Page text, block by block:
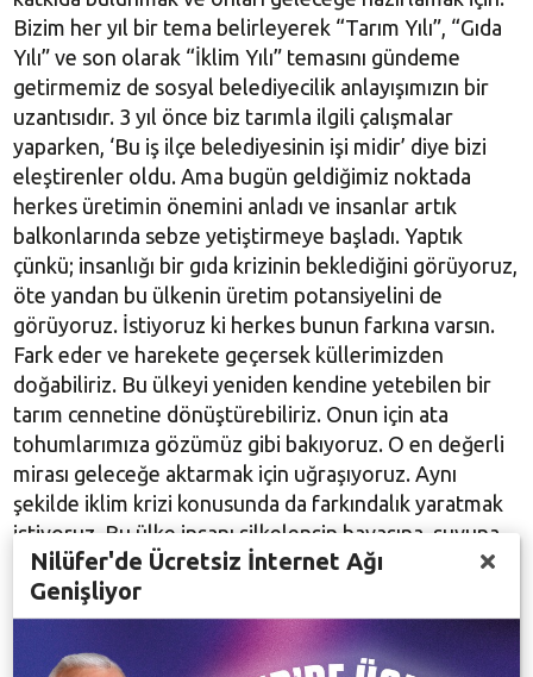
Bizim her yıl bir tema belirleyerek “Tarım Yılı”, “Gıda
Yılı” ve son olarak “İklim Yılı” temasını gündeme
getirmemiz de sosyal belediyecilik anlayışımızın bir
uzantısıdır. 3 yıl önce biz tarımla ilgili çalışmalar
yaparken, ‘Bu iş ilçe belediyesinin işi midir’ diye bizi
eleştirenler oldu. Ama bugün geldiğimiz noktada
herkes üretimin önemini anladı ve insanlar artık
balkonlarında sebze yetiştirmeye başladı. Yaptık
çünkü; insanlığı bir gıda krizinin beklediğini görüyoruz,
öte yandan bu ülkenin üretim potansiyelini de
görüyoruz. İstiyoruz ki herkes bunun farkına varsın.
Fark eder ve harekete geçersek küllerimizden
doğabiliriz. Bu ülkeyi yeniden kendine yetebilen bir
tarım cennetine dönüştürebiliriz. Onun için ata
tohumlarımıza gözümüz gibi bakıyoruz. O en değerli
mirası geleceğe aktarmak için uğraşıyoruz. Aynı
şekilde iklim krizi konusunda da farkındalık yaratmak
istiyoruz. Bu ülke insanı silkelensin havasına, suyuna,
toprağına, derelerine, denizlerine, dağlarına sahip
çıksın, kısaca geleceğine sahip çıksın istiyoruz” diye
konuştu.
Nilüfer'de Ücretsiz İnternet Ağı
Genişliyor